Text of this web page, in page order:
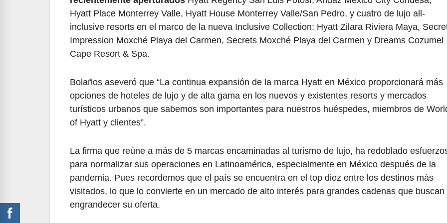
Hyatt Place Monterrey Valle, Hyatt House Monterrey Valle/San Pedro, y cuatro de lujo all-
inclusive resorts en el marco de la nueva Inclusive Collection: Hyatt Zilara Riviera Maya,
Impression Moxché Playa del Carmen, Secrets Moxché Playa del Carmen y Dreams Cozumel
Cape Resort & Spa.
Bolaños aseveró que “La continua expansión de la marca Hyatt en México proporcionará más
opciones de hoteles de lujo y de alta gama en los nuevos y existentes resorts y mercados
turísticos urbanos que sabemos son importantes para nuestros huéspedes, miembros de
of Hyatt y clientes”.
La firma que reúne a más de 5 marcas encaminadas al turismo de lujo, ha redoblado
para normalizar sus operaciones en Latinoamérica, especialmente en México después de la
pandemia. Pues recordemos que el país se encuentra en el top diez entre los destinos más
visitados, lo que lo convierte en un mercado de alto interés para grandes cadenas que buscan
engrandecer su oferta.